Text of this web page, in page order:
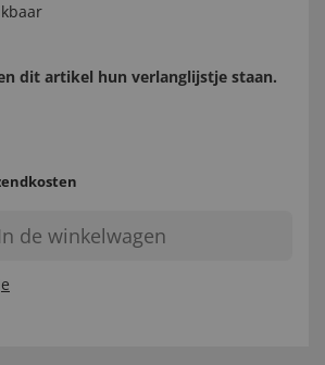
dit artikel hun verlanglijstje staan.
In de winkelwagen